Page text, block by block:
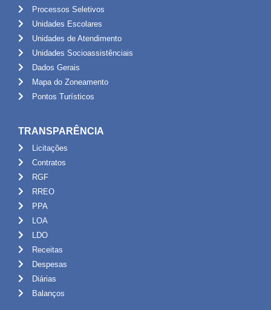
Processos Seletivos
Unidades Escolares
Unidades de Atendimento
Unidades Socioassistênciais
Dados Gerais
Mapa do Zoneamento
Pontos Turísticos
TRANSPARÊNCIA
Licitações
Contratos
RGF
RREO
PPA
LOA
LDO
Receitas
Despesas
Diárias
Balanços